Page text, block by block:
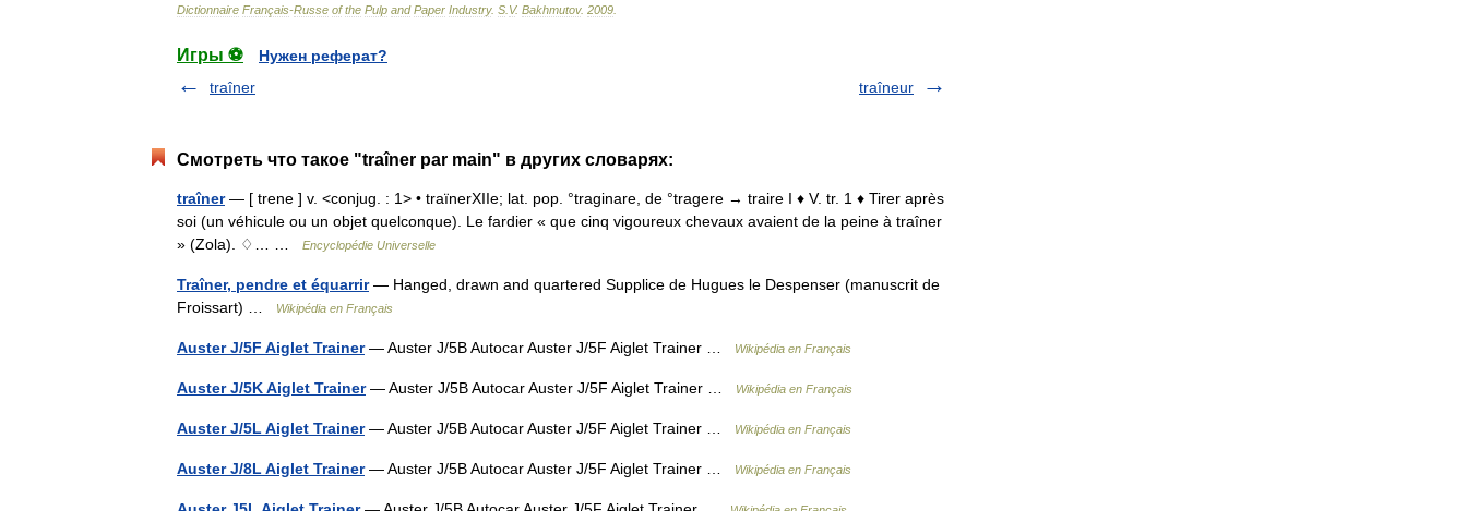
Dictionnaire Français-Russe of the Pulp and Paper Industry. S V. Bakhmutov. 2009
Игры ⚽
Нужен реферат?
traîner
traîneur
Смотреть что такое "traîner par main" в других словарях:
traîner— [ trene ] v. <conjug. : 1> • traïnerXIIe; lat. pop. °traginare, de °tragere → traire I ♦ V. tr. 1 ♦ Tirer après
soi (un véhicule ou un objet quelconque). Le fardier « que cinq vigoureux chevaux avaient de la peine à traîner
» (Zola). ♢… …
Encyclopédie Universelle
Traîner, pendre et équarrir— Hanged, drawn and quartered Supplice de Hugues le Despenser (manuscrit de
Froissart) …
Wikipédia en Français
Auster J/5F Aiglet Trainer— Auster J/5B Autocar Auster J/5F Aiglet Trainer … Wikipédia en Français
Auster J/5K Aiglet Trainer— Auster J/5B Autocar Auster J/5F Aiglet Trainer … Wikipédia en Français
Auster J/5L Aiglet Trainer— Auster J/5B Autocar Auster J/5F Aiglet Trainer … Wikipédia en Français
Auster J/8L Aiglet Trainer— Auster J/5B Autocar Auster J/5F Aiglet Trainer … Wikipédia en Français